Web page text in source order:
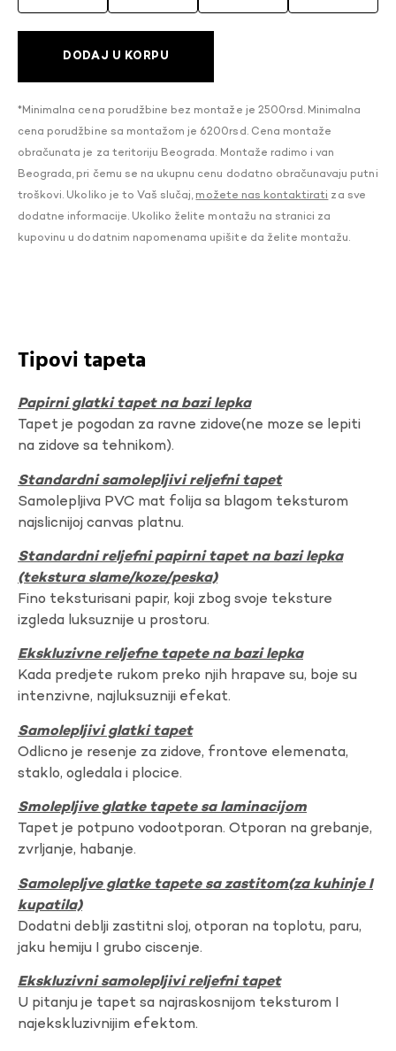
DODAJ U KORPU
*Minimalna cena porudžbine bez montaže je 2500rsd. Minimalna
cena porudžbine sa montažom je 6200rsd. Cena montaže
obračunata je za teritoriju Beograda. Montaže radimo i van
Beograda, pri čemu se na ukupnu cenu dodatno obračunavaju putni
troškovi. Ukoliko je to Vaš slučaj, možete nas kontaktirati za sve
dodatne informacije. Ukoliko želite montažu na stranici za
kupovinu u dodatnim napomenama upišite da želite montažu.
Tipovi tapeta
Papirni glatki tapet na bazi lepka
Tapet je pogodan za ravne zidove(ne moze se lepiti
na zidove sa tehnikom).
Standardni samolepljivi reljefni tapet
Samolepljiva PVC mat folija sa blagom teksturom
najslicnijoj canvas platnu.
Standardni reljefni papirni tapet na bazi lepka
(tekstura slame/koze/peska)
Fino teksturisani papir, koji zbog svoje teksture
izgleda luksuznije u prostoru.
Ekskluzivne reljefne tapete na bazi lepka
Kada predjete rukom preko njih hrapave su, boje su
intenzivne, najluksuzniji efekat.
Samolepljivi glatki tapet
Odlicno je resenje za zidove, frontove elemenata,
staklo, ogledala i plocice.
Smolepljive glatke tapete sa laminacijom
Tapet je potpuno vodootporan. Otporan na grebanje,
zvrljanje, habanje.
Samolepljve glatke tapete sa zastitom(za kuhinje I
kupatila)
Dodatni deblji zastitni sloj, otporan na toplotu, paru,
jaku hemiju I grubo ciscenje.
Ekskluzivni samolepljivi reljefni tapet
U pitanju je tapet sa najraskosnijom teksturom I
najekskluzivnijim efektom.